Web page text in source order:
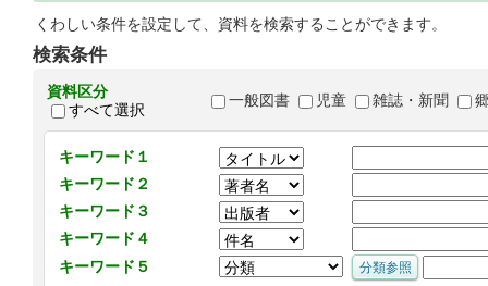
くわしい条件を設定して、資料を検索することができます。
検索条件
資料区分
すべて選択
一般図書 児童 雑誌・新聞
キーワード１
キーワード２
キーワード３
キーワード４
キーワード５